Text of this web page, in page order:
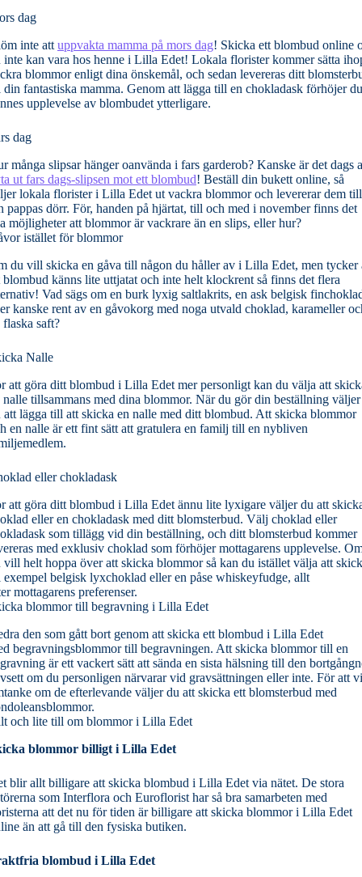
dag
inte att uppvakta mamma på mors dag! Skicka ett blombud online
inte kan vara hos henne i Lilla Edet! Lokala florister kommer sätta
blommor enligt dina önskemål, och sedan levereras ditt
fantastiska mamma. Genom att lägga till en chokladask förhöjer du
upplevelse av blombudet ytterligare.
dag
många slipsar hänger oanvända i fars garderob? Kanske är det dags
ut fars dags-slipsen mot ett blombud! Beställ din bukett online, så
lokala florister i Lilla Edet ut vackra blommor och levererar dem till
pappas dörr. För, handen på hjärtat, till och med i november finns det
möjligheter att blommor är vackrare än en slips, eller hur?
istället för blommor
du vill skicka en gåva till någon du håller av i Lilla Edet, men tycker
blombud känns lite uttjatat och inte helt klockrent så finns det flera
Vad sägs om en burk lyxig saltlakrits, en ask belgisk
kanske rent av en gåvokorg med noga utvald choklad, karameller
flaska saft?
Nalle
att göra ditt blombud i Lilla Edet mer personligt kan du välja att
nalle tillsammans med dina blommor. När du gör din beställning väljer
att lägga till att skicka en nalle med ditt blombud. Att skicka blommor
en nalle är ett fint sätt att gratulera en familj till en nybliven
eller chokladask
att göra ditt blombud i Lilla Edet ännu lite lyxigare väljer du att
eller en chokladask med ditt blomsterbud. Välj choklad eller
som tillägg vid din beställning, och ditt blomsterbud kommer
med exklusiv choklad som förhöjer mottagarens upplevelse.
vill helt hoppa över att skicka blommor så kan du istället välja att
belgisk lyxchoklad eller en påse whiskeyfudge, allt
mottagarens preferenser.
blommor till begravning i Lilla Edet
den som gått bort genom att skicka ett blombud i Lilla Edet
begravningsblommor till begravningen. Att skicka blommor till en
är ett vackert sätt att sända en sista hälsning till den
om du personligen närvarar vid gravsättningen eller inte. För att
om de efterlevande väljer du att skicka ett blomsterbud med
och lite till om blommor i Lilla Edet
blommor billigt i Lilla Edet
blir allt billigare att skicka blombud i Lilla Edet via nätet. De stora
som Interflora och Euroflorist har så bra samarbeten med
att det nu för tiden är billigare att skicka blommor i Lilla Edet
än att gå till den fysiska butiken.
blombud i Lilla Edet